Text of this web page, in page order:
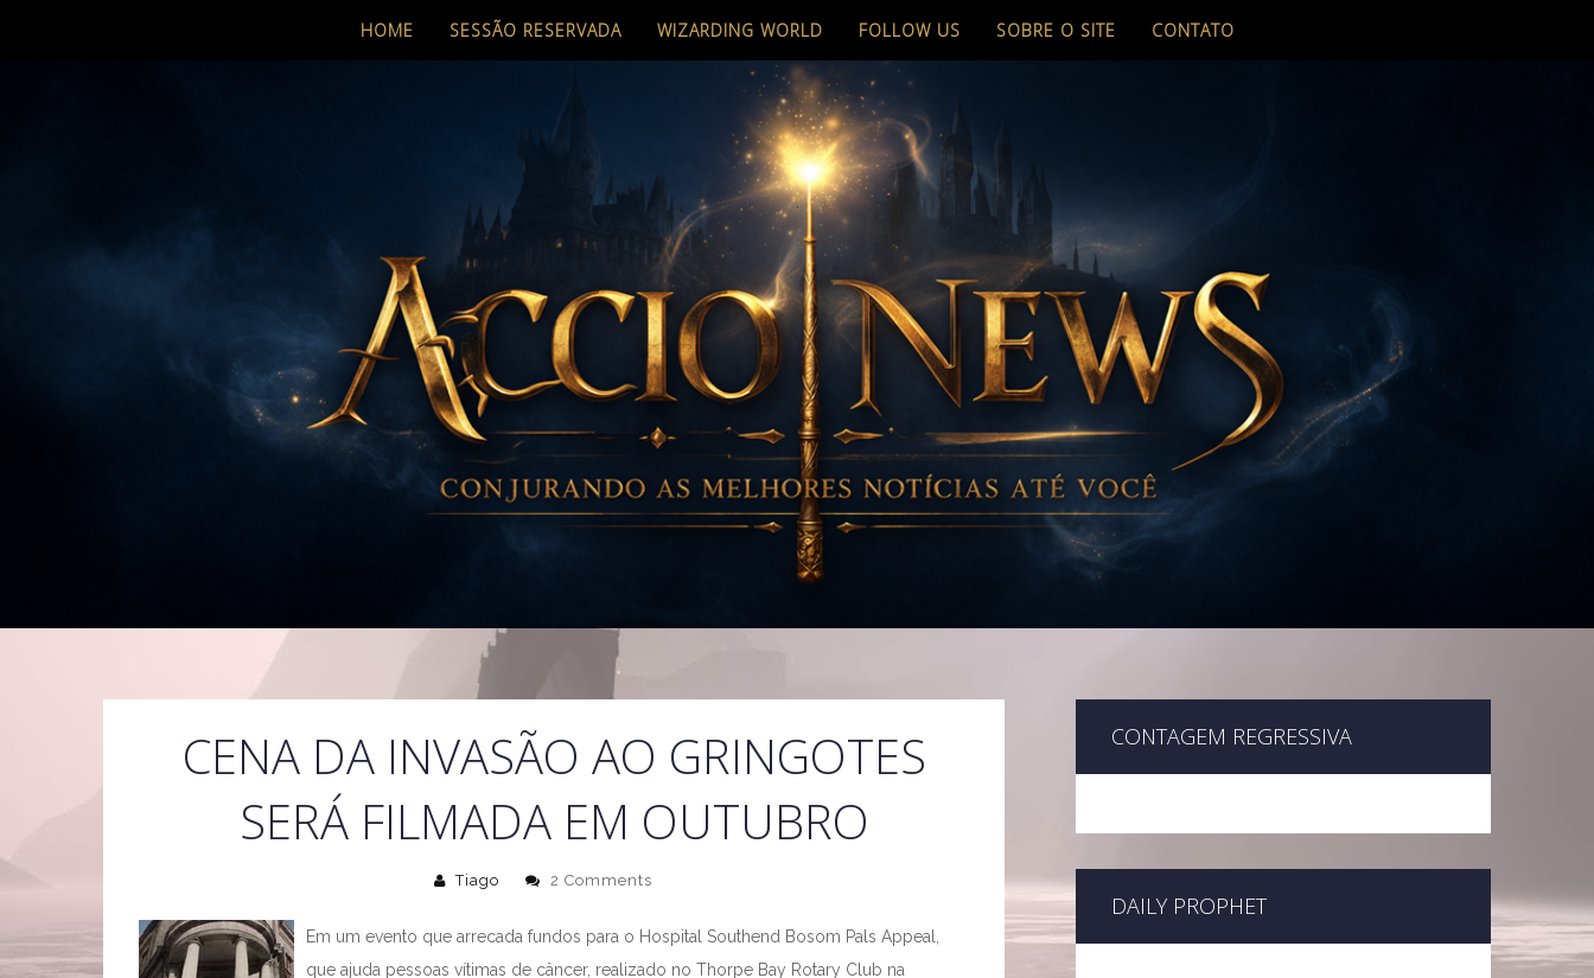
HOME SESSÃO RESERVADA WIZARDING WORLD FOLLOW US SOBRE O SITE CONTATO
CENA DA INVASÃO AO GRINGOTES
SERÁ FILMADA EM OUTUBRO
Tiago 2 Comments
Em um evento que arrecada fundos para o Hospital Southend Bosom Pals Appeal,
que ajuda pessoas vítimas de câncer, realizado no Thorpe Bay Rotary Club na
CONTAGEM REGRESSIVA
DAILY PROPHET